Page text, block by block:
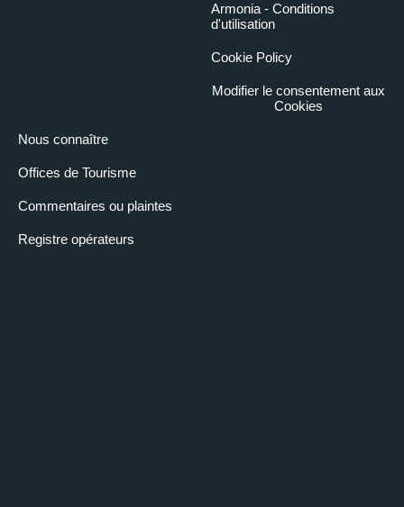
Nous connaître
Offices de Tourisme
Commentaires ou plaintes
Registre opérateurs
Armonia - Conditions
d'utilisation
Cookie Policy
Modifier le consentement aux
Cookies